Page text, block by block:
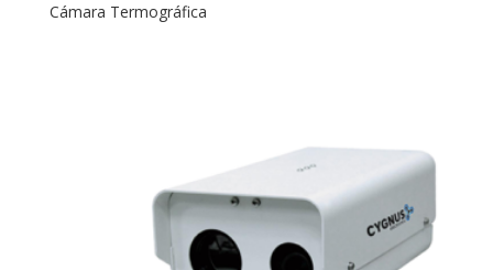
Cámara Termográfica